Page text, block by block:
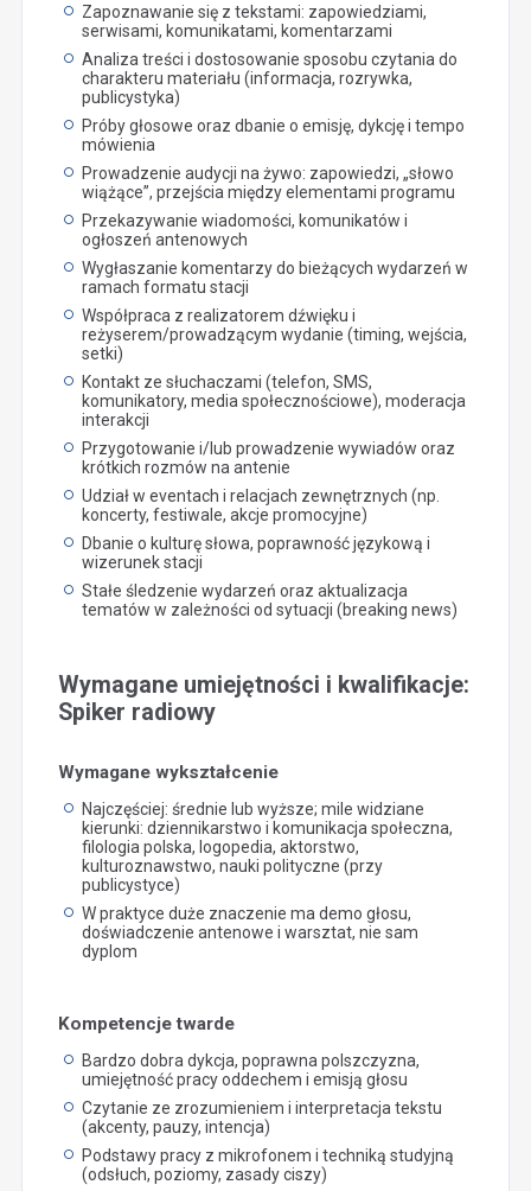
Zapoznawanie się z tekstami: zapowiedziami,
serwisami, komunikatami, komentarzami
Analiza treści i dostosowanie sposobu czytania do
charakteru materiału (informacja, rozrywka,
publicystyka)
Próby głosowe oraz dbanie o emisję, dykcję i tempo
mówienia
Prowadzenie audycji na żywo: zapowiedzi, „słowo
wiążące”, przejścia między elementami programu
Przekazywanie wiadomości, komunikatów i
ogłoszeń antenowych
Wygłaszanie komentarzy do bieżących wydarzeń w
ramach formatu stacji
Współpraca z realizatorem dźwięku i
reżyserem/prowadzącym wydanie (timing, wejścia,
setki)
Kontakt ze słuchaczami (telefon, SMS,
komunikatory, media społecznościowe), moderacja
interakcji
Przygotowanie i/lub prowadzenie wywiadów oraz
krótkich rozmów na antenie
Udział w eventach i relacjach zewnętrznych (np.
koncerty, festiwale, akcje promocyjne)
Dbanie o kulturę słowa, poprawność językową i
wizerunek stacji
Stałe śledzenie wydarzeń oraz aktualizacja
tematów w zależności od sytuacji (breaking news)
Wymagane umiejętności i kwalifikacje:
Spiker radiowy
Wymagane wykształcenie
Najczęściej: średnie lub wyższe; mile widziane
kierunki: dziennikarstwo i komunikacja społeczna,
filologia polska, logopedia, aktorstwo,
kulturoznawstwo, nauki polityczne (przy
publicystyce)
W praktyce duże znaczenie ma demo głosu,
doświadczenie antenowe i warsztat, nie sam
dyplom
Kompetencje twarde
Bardzo dobra dykcja, poprawna polszczyzna,
umiejętność pracy oddechem i emisją głosu
Czytanie ze zrozumieniem i interpretacja tekstu
(akcenty, pauzy, intencja)
Podstawy pracy z mikrofonem i techniką studyjną
(odsłuch, poziomy, zasady ciszy)